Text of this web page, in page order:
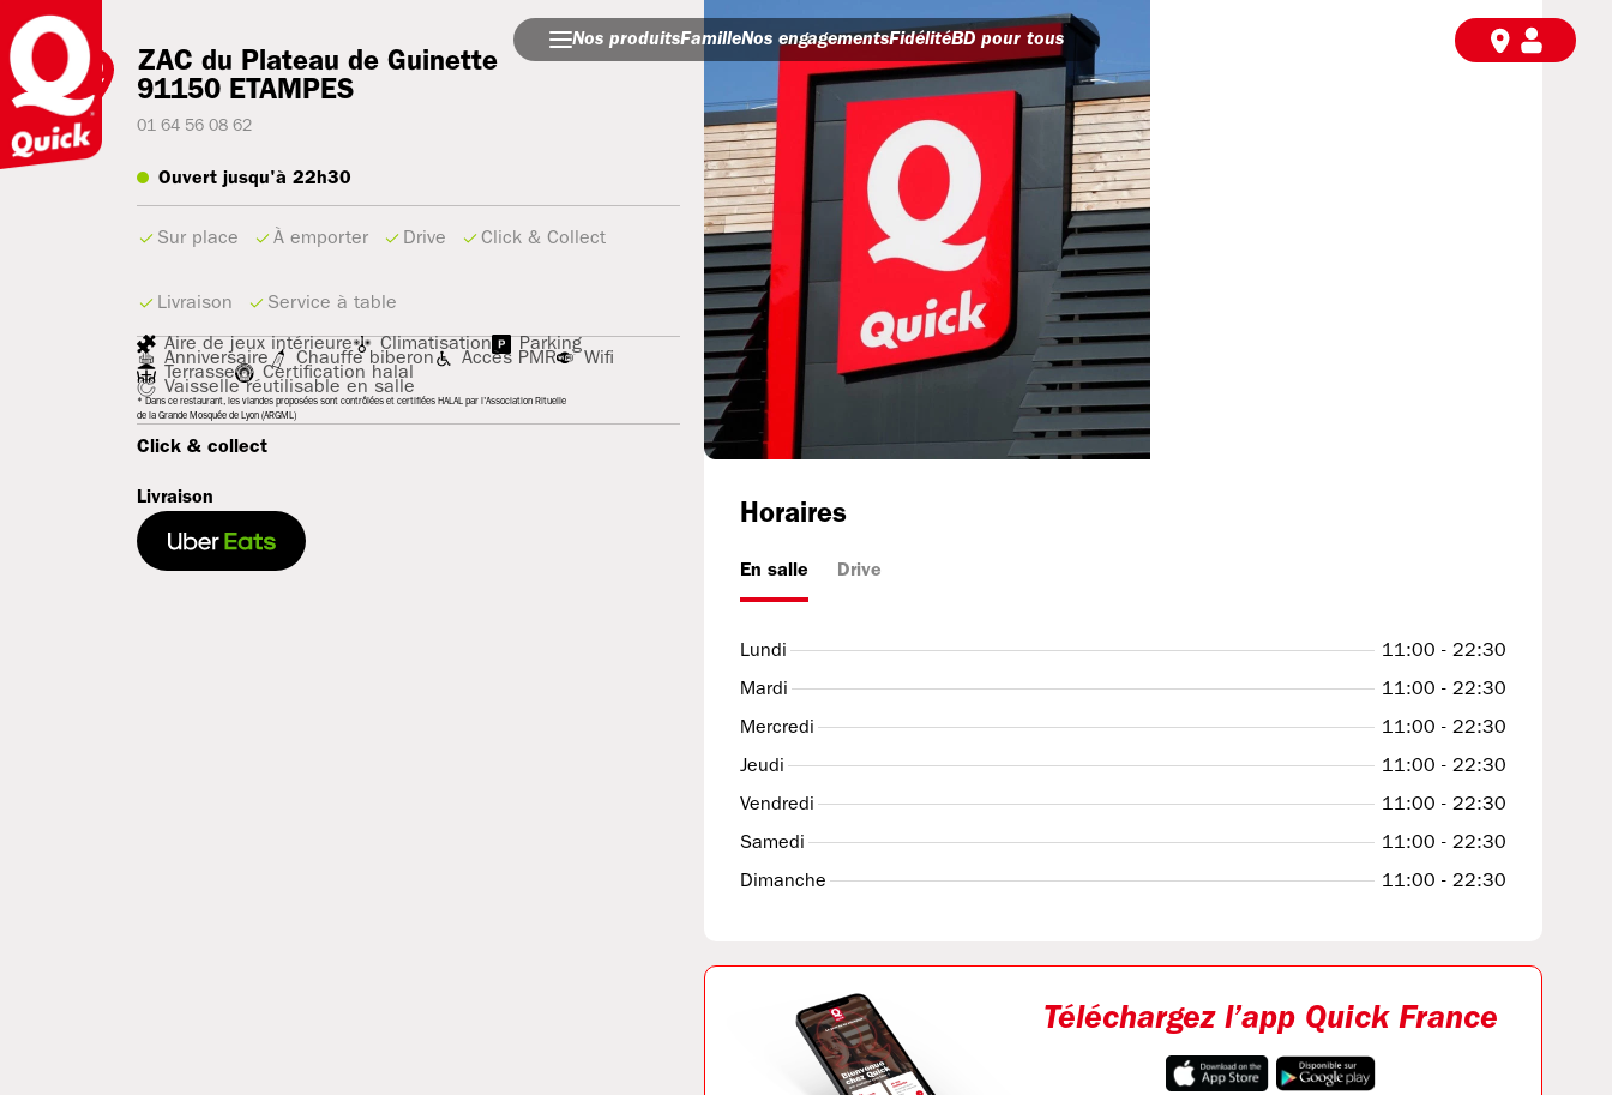
Nos produitsFamilleNos engagementsFidélitéBD pour tous
ZAC du Plateau de Guinette
91150 ETAMPES
01 64 56 08 62
Ouvert jusqu'à 22h30
Sur place À emporter Drive Click & Collect
Livraison Service à table
Aire de jeux intérieure Climatisation Parking
Anniversaire Chauffe biberon Accès PMR Wifi
Terrasse Certification halal
Vaisselle réutilisable en salle
* Dans ce restaurant, les viandes proposées sont contrôlées et certifiées HALAL par l'Association Rituelle
de la Grande Mosquée de Lyon (ARGML)
Click & collect
Livraison
Horaires
En salle Drive
Lundi
11:00 - 22:30
Mardi
11:00 - 22:30
Mercredi
11:00 - 22:30
Jeudi
11:00 - 22:30
Vendredi
11:00 - 22:30
Samedi
11:00 - 22:30
Dimanche
11:00 - 22:30
Téléchargez l’app Quick France